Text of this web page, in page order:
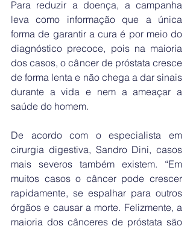
Para reduzir a doença, a campanha
leva como informação que a única
forma de garantir a cura é por meio do
diagnóstico precoce, pois na maioria
dos casos, o câncer de próstata cresce
de forma lenta e não chega a dar sinais
durante a vida e nem a ameaçar a
saúde do homem.
De acordo com o especialista em
cirurgia digestiva, Sandro Dini, casos
mais severos também existem. “Em
muitos casos o câncer pode crescer
rapidamente, se espalhar para outros
órgãos e causar a morte. Felizmente, a
maioria dos cânceres de próstata são